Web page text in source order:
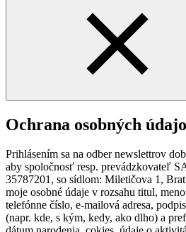
Ochrana osobných
Prihlásením sa na odber newslettrov
aby spoločnosť resp. prevádzkovateľ
35787201, so sídlom: Miletičova 1,
moje osobné údaje v rozsahu titul,
telefónne číslo, e-mailová adresa,
(napr. kde, s kým, kedy, ako dlho) a